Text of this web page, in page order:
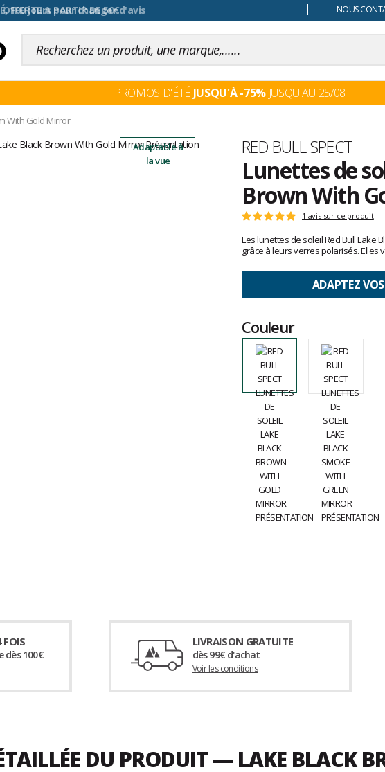
100 jours pour changer d'avis NOUS
PROMOS D'ÉTÉ JUSQU'À -75%JUSQU'AU 25/08
With Gold Mirror
Adaptable à
la vue
Marque
RED BULL SPECT
Lunettes de
Brown With
Les
clients
Note
:
5
sur
5
1 avis sur ce produit
Les lunettes de soleil Red Bull Lake
grâce à leurs verres polarisés.
ADAPTEZ
Couleur
FOIS
dès 100€
LIVRAISON GRATUITE
dès 99€ d'achat
Voir les conditions
DU PRODUIT — LAKE BLACK